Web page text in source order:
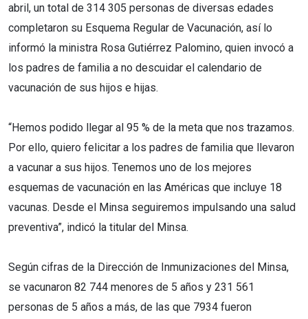
abril, un total de 314 305 personas de diversas edades
completaron su Esquema Regular de Vacunación, así lo
informó la ministra Rosa Gutiérrez Palomino, quien invocó a
los padres de familia a no descuidar el calendario de
vacunación de sus hijos e hijas.
“Hemos podido llegar al 95 % de la meta que nos trazamos.
Por ello, quiero felicitar a los padres de familia que llevaron
a vacunar a sus hijos. Tenemos uno de los mejores
esquemas de vacunación en las Américas que incluye 18
vacunas. Desde el Minsa seguiremos impulsando una salud
preventiva”, indicó la titular del Minsa.
Según cifras de la Dirección de Inmunizaciones del Minsa,
se vacunaron 82 744 menores de 5 años y 231 561
personas de 5 años a más, de las que 7934 fueron